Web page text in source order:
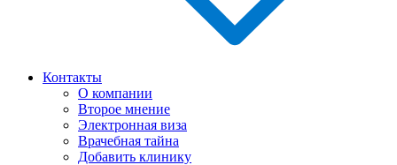
Контакты
О компании
Второе мнение
Электронная виза
Врачебная тайна
Добавить клинику